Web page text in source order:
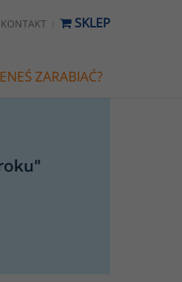
KONTAKT SKLEP
ZARABIAĆ?